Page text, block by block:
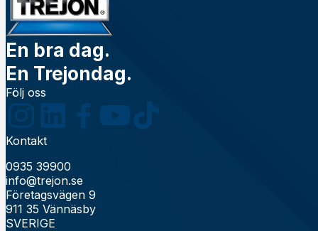
En bra dag.
En Trejondag.
Följ oss
Kontakt
0935 39900
info@trejon.se
Företagsvägen 9
911 35 Vännäsby
SVERIGE